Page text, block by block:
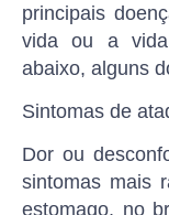
principais
vida ou a vida
abaixo, alguns
Sintomas de
Dor ou
sintomas mais
estomago, no